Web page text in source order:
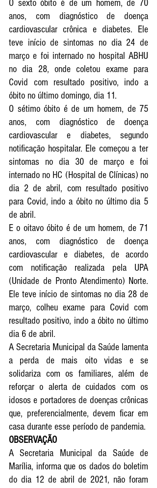
O sexto óbito é de um homem, de 70
anos, com diagnóstico de doença
cardiovascular crônica e diabetes. Ele
teve início de sintomas no dia 24 de
março e foi internado no hospital ABHU
no dia 28, onde coletou exame para
Covid com resultado positivo, indo a
óbito no último domingo, dia 11.
O sétimo óbito é de um homem, de 75
anos, com diagnóstico de doença
cardiovascular e diabetes, segundo
notificação hospitalar. Ele começou a ter
sintomas no dia 30 de março e foi
internado no HC (Hospital de Clínicas) no
dia 2 de abril, com resultado positivo
para Covid, indo a óbito no último dia 5
de abril.
E o oitavo óbito é de um homem, de 71
anos, com diagnóstico de doença
cardiovascular e diabetes, de acordo
com notificação realizada pela UPA
(Unidade de Pronto Atendimento) Norte.
Ele teve início de sintomas no dia 28 de
março, colheu exame para Covid com
resultado positivo, indo a óbito no último
dia 6 de abril.
A Secretaria Municipal da Saúde lamenta
a perda de mais oito vidas e se
solidariza com os familiares, além de
reforçar o alerta de cuidados com os
idosos e portadores de doenças crônicas
que, preferencialmente, devem ficar em
casa durante esse período de pandemia.
OBSERVAÇÃO
A Secretaria Municipal da Saúde de
Marília, informa que os dados do boletim
do dia 12 de abril de 2021, não foram